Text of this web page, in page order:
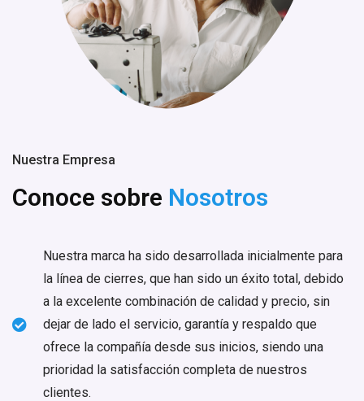
Nuestra Empresa
Conoce sobre Nosotros
Nuestra marca ha sido desarrollada inicialmente para
la línea de cierres, que han sido un éxito total, debido
a la excelente combinación de calidad y precio, sin
dejar de lado el servicio, garantía y respaldo que
ofrece la compañía desde sus inicios, siendo una
prioridad la satisfacción completa de nuestros
clientes.